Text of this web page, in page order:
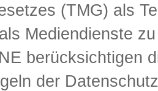
(TMG) als
Mediendienste
berücksichtigen
der